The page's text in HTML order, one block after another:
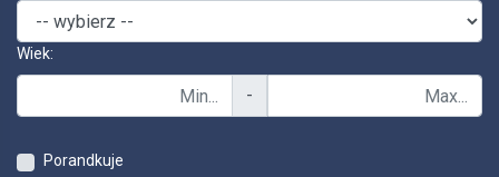
Wiek:
-
Porandkuje